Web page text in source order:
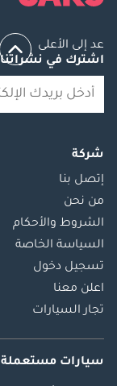
عد إلى الأعلى
اشترك في نشراتنا
شركة
إتصل بنا
من نحن
الشروط والأحكام
السياسة الخاصة
تسجيل دخول
اعلن معنا
تجار السيارات
سيارات مستعملة